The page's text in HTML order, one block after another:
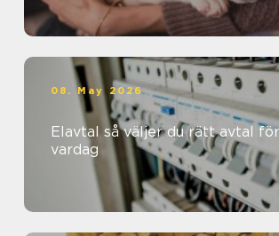
08. May 2026
Elavtal så väljer du rätt avtal för din
vardag